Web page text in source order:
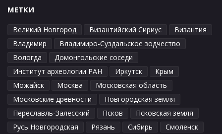
МЕТКИ
Великий Новгород Византийский Сириус
Византия
Владимир
Владимиро-Суздальское зодчество
Вологда
Домонгольские соседи
Институт археологии РАН
Иркутск
Крым
Можайск
Москва
Московская область
Московские древности
Новгородская земля
Переславль-Залесский
Псков
Псковская земля
Русь Новгородская
Рязань Сибирь
Смоленск